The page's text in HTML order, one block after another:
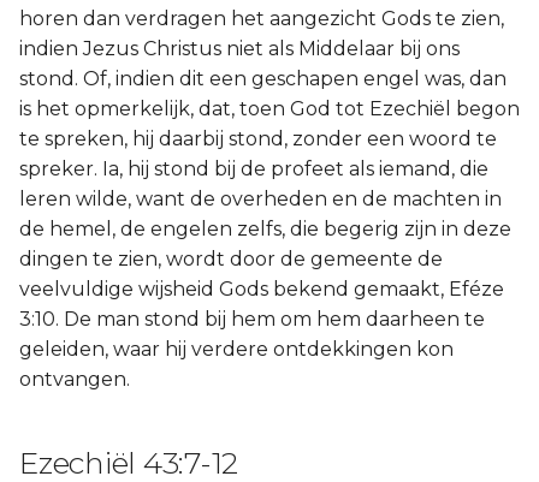
horen dan verdragen het aangezicht Gods te zien,
indien Jezus Christus niet als Middelaar bij ons
stond. Of, indien dit een geschapen engel was, dan
is het opmerkelijk, dat, toen God tot Ezechiël begon
te spreken, hij daarbij stond, zonder een woord te
spreker. Ia, hij stond bij de profeet als iemand, die
leren wilde, want de overheden en de machten in
de hemel, de engelen zelfs, die begerig zijn in deze
dingen te zien, wordt door de gemeente de
veelvuldige wijsheid Gods bekend gemaakt, Eféze
3:10. De man stond bij hem om hem daarheen te
geleiden, waar hij verdere ontdekkingen kon
ontvangen.
Ezechiël 43:7-12